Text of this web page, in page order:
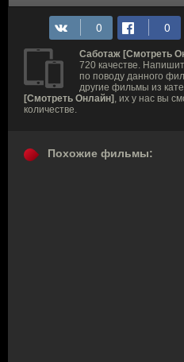
Саботаж [Смотреть
720 качестве.
по поводу данного
другие фильмы из
[Смотреть Онлайн] , их у нас вы
количестве.
Похожие фильмы: